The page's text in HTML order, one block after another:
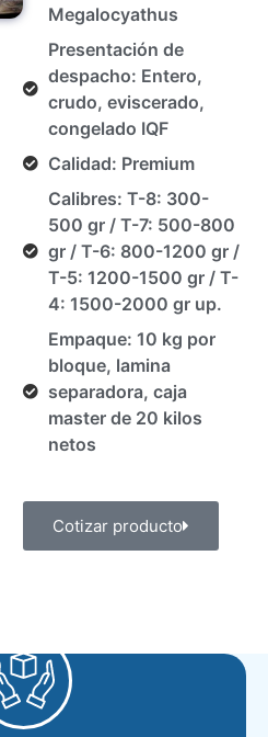
Megalocyathus
Presentación de
despacho: Entero,
crudo, eviscerado,
congelado IQF
Calidad: Premium
Calibres: T-8: 300-
500 gr / T-7: 500-800
gr / T-6: 800-1200 gr /
T-5: 1200-1500 gr / T-
4: 1500-2000 gr up.
Empaque: 10 kg por
bloque, lamina
separadora, caja
master de 20 kilos
netos
Cotizar producto